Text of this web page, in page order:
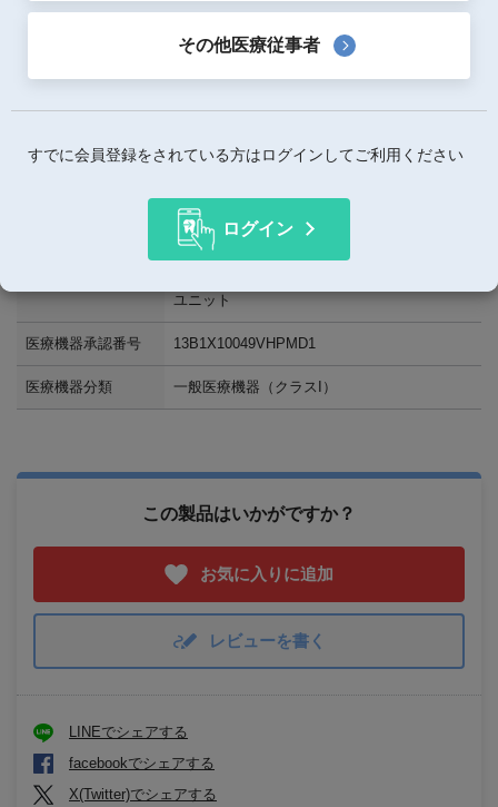
歯をデジタル製作するIvotionなど、さまざまなPMMA材料
から修復物を削り出します。
材料のディスクは、工具を必要とせず、片手で簡単に交換
歯科技工所内で設置場所に困らないコンパクトサイズ
ユニット
医療機器承認番号 13B1X10049VHPMD1
医療機器分類 一般医療機器（クラスI）
この製品はいかがですか？
お気に入りに追加
レビューを書く
LINEでシェアする
facebookでシェアする
X(Twitter)でシェアする
その他医療従事者
すでに会員登録をされている方はログインしてご利用ください
ログイン